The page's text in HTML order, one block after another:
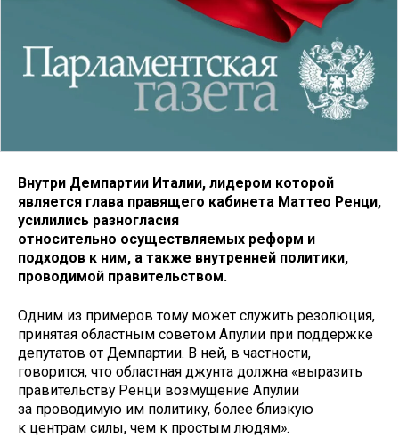
Внутри Демпартии Италии, лидером которой
является глава правящего кабинета Маттео Ренци,
усилились разногласия
относительно осуществляемых реформ и
подходов к ним, а также внутренней политики,
проводимой правительством.
Одним из примеров тому может служить резолюция,
принятая областным советом Апулии при поддержке
депутатов от Демпартии. В ней, в частности,
говорится, что областная джунта должна «выразить
правительству Ренци возмущение Апулии
за проводимую им политику, более близкую
к центрам силы, чем к простым людям».